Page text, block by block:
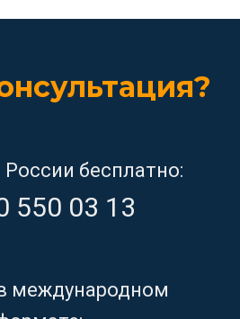
бесплатно:
550 03 13
международном